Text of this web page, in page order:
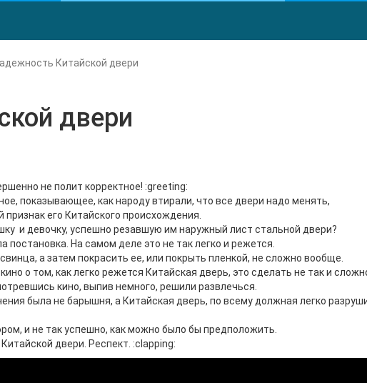
Китайской двери
двери
не полит корректное! :greeting:
показывающее, как народу втирали, что все двери надо менять,
его Китайского происхождения.
и девочку, успешно резавшую им наружный лист стальной двери?
постановка. На самом деле это не так легко и режется.
а затем покрасить ее, или покрыть пленкой, не сложно вообще.
о том, как легко режется Китайская дверь, это сделать не так и
кино, выпив немного, решили развлечься.
была не барышня, а Китайская дверь, по всему должная легко
и не так успешно, как можно было бы предположить.
двери. Респект. :clapping: